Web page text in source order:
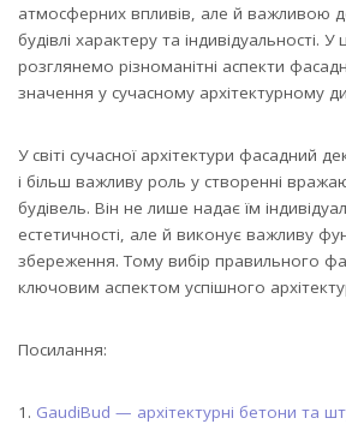
атмосферних впливів, але й важливою
будівлі характеру та індивідуальності. У
розглянемо різноманітні аспекти
значення у сучасному архітектурному
У світі сучасної архітектури фасадний
і більш важливу роль у створенні
будівель. Він не лише надає їм
естетичності, але й виконує важливу
збереження. Тому вибір правильного
ключовим аспектом успішного
Посилання:
GaudiBud — архітектурні бетони та